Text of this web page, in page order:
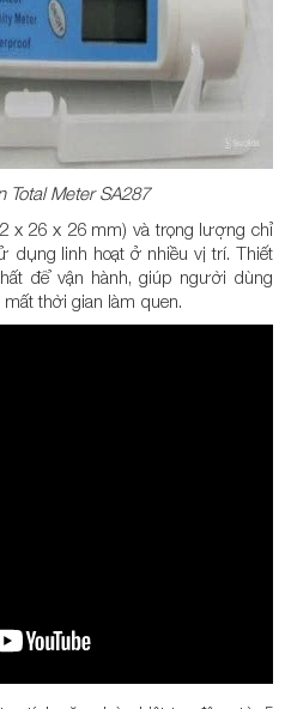
Total Meter SA287
x 26 x 26 mm) và trọng lượng chỉ
dụng linh hoạt ở nhiều vị trí. Thiết
để vận hành, giúp người dùng
thời gian làm quen.